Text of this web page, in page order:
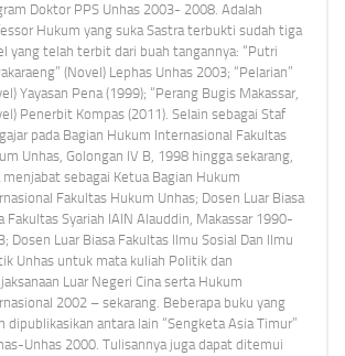
Doktor PPS Unhas 2003- 2008. Adalah
Hukum yang suka Sastra terbukti sudah tiga
yang telah terbit dari buah tangannya: “Putri
(Novel) Lephas Unhas 2003; “Pelarian”
Yayasan Pena (1999); “Perang Bugis Makassar,
Penerbit Kompas (2011). Selain sebagai Staf
pada Bagian Hukum Internasional Fakultas
Unhas, Golongan IV B, 1998 hingga sekarang,
menjabat sebagai Ketua Bagian Hukum
Fakultas Hukum Unhas; Dosen Luar Biasa
Fakultas Syariah IAIN Alauddin, Makassar 1990-
Dosen Luar Biasa Fakultas Ilmu Sosial Dan Ilmu
Unhas untuk mata kuliah Politik dan
Luar Negeri Cina serta Hukum
2002 – sekarang. Beberapa buku yang
dipublikasikan antara lain “Sengketa Asia Timur”
Unhas 2000. Tulisannya juga dapat ditemui